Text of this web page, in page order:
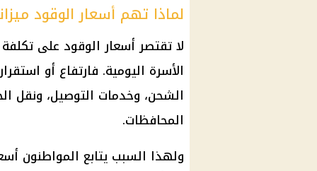
لماذا تهم أسعار الوقود
لا تقتصر أسعار الوقود على
الأسرة اليومية. فارتفاع أو
الشحن، وخدمات التوصيل، ونقل
المحافظات.
ولهذا السبب يتابع المواطنون